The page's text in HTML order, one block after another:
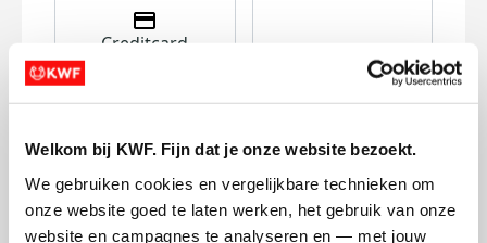
Welkom bij KWF. Fijn dat je onze website bezoekt.
We gebruiken cookies en vergelijkbare technieken om
onze website goed te laten werken, het gebruik van onze
website en campagnes te analyseren en — met jouw
Creditcard
Referentie